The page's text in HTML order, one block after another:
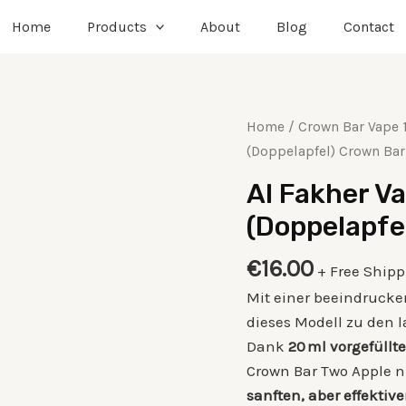
Home Products About Blog Contact
Home / Crown Bar Vape
(Doppelapfel) Crown Bar
Al Fakher
€16.00 + Free
Mit einer
dieses Modell zu den
Dank 20 ml
Crown Bar Two
sanften, aber
Al
Fakher
15000
Two
(Doppelapfel)
Crown
Bar
quantity